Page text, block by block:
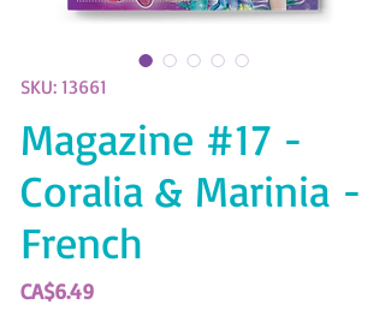
SKU: 13661
Magazine #17 -
Coralia & Marinia -
French
CA$6.49Price